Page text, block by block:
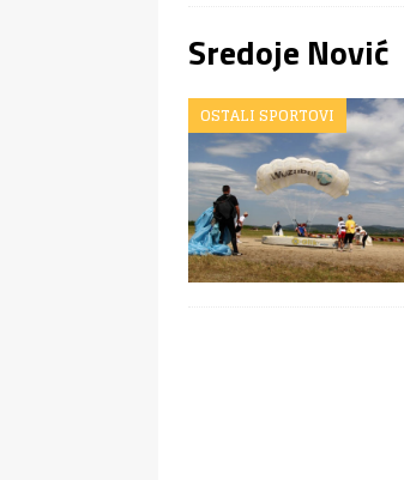
Sredoje Nović
OSTALI SPORTOVI